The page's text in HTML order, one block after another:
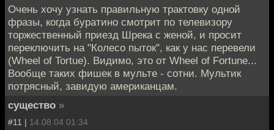
Очень хочу узнать правильную трактовку одной
фразы, когда буратино смотрит по телевизору
торжественный приезд Шрека с женой, и просит
переключить на "Колесо пыток", как у нас перевели
(Wheel of Tortue). Видимо, это от Wheel of Fortune...
Вообще таких фишек в мульте - сотни. Мультик
потрясный, завидую американцам.
существо »
#11 | 14.08.04 01:34